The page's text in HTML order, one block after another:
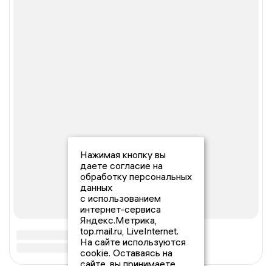
Нажимая кнопку вы
даете согласие на
обработку персональных
данных
с использованием
интернет-сервиса
Яндекс.Метрика,
top.mail.ru, LiveInternet.
На сайте используются
cookie. Оставаясь на
сайте, вы принимаете